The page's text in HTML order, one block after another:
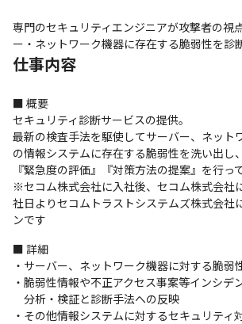
専門のセキュリティエンジニアが攻撃者の視
ー・ネットワーク機器に存在する脆弱性を診
仕事内容
■ 概要
セキュリティ診断サービスの提供。
最新の検査手法を駆使してサーバー、ネット
の情報システムに存在する脆弱性を洗い出し
『緊急度の評価』『対策方法の提案』を行っ
※セコム株式会社に入社後、セコム株式会社
社日よりセコムトラストシステムズ株式会社
ンです
■ 詳細
・サーバー、ネットワーク機器に対する脆弱
・脆弱性情報や不正アクセス事案等インシデ
分析・検証と診断手法への反映
・その他情報システムに対するセキュリティ